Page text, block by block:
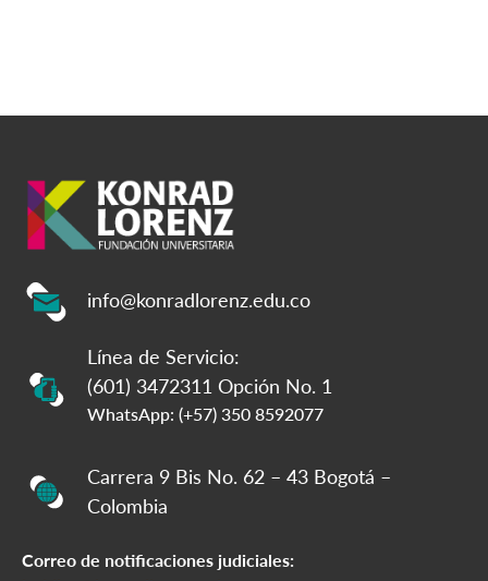
info@konradlorenz.edu.co
Línea de Servicio:
(601) 3472311 Opción No. 1
WhatsApp: (+57) 350 8592077
Carrera 9 Bis No. 62 – 43 Bogotá –
Colombia
Correo de notificaciones judiciales: